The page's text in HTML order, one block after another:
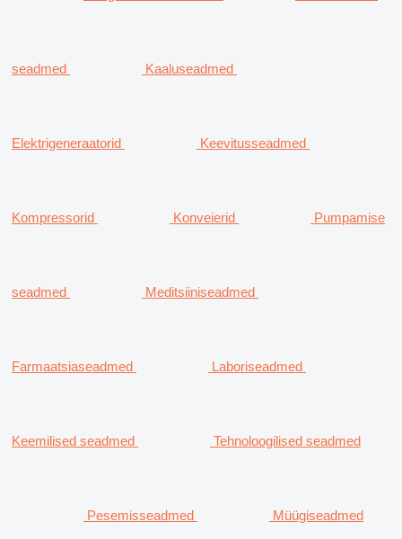
seadmed Kaaluseadmed
Elektrigeneraatorid Keevitusseadmed
Kompressorid Konveierid Pumpamise
seadmed Meditsiiniseadmed
Farmaatsiaseadmed Laboriseadmed
Keemilised seadmed Tehnoloogilised seadmed
Pesemisseadmed Müügiseadmed